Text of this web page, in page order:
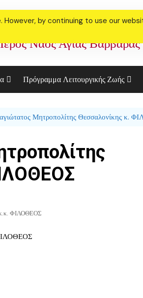
Ιερός Ναός Αγίας
μας
Γάμου
Αγίου Παϊσίου
Πρόγραμμα Λειτουργικής Ζωής
Φεβρουαρίου 2023
Τεσσαρακοστής 2023
Μητροπολίτης Θεσσαλονίκης κ.
κ.κ. ΦΙΛΟΘΕΟΣ
by continuing to use our